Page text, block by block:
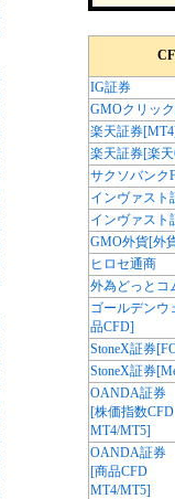
IG証券
GMOクリッ
楽天証券
楽天証券[楽
サクソバンク
インヴァスト
インヴァスト
GMO外貨[外
ヒロセ通商
外為どっとコ
ゴールデンウ
品CFD]
StoneX証券
StoneX証券
OANDA証券
[株価指数CFD
MT4/MT5]
OANDA証券
[商品CFD
MT4/MT5]